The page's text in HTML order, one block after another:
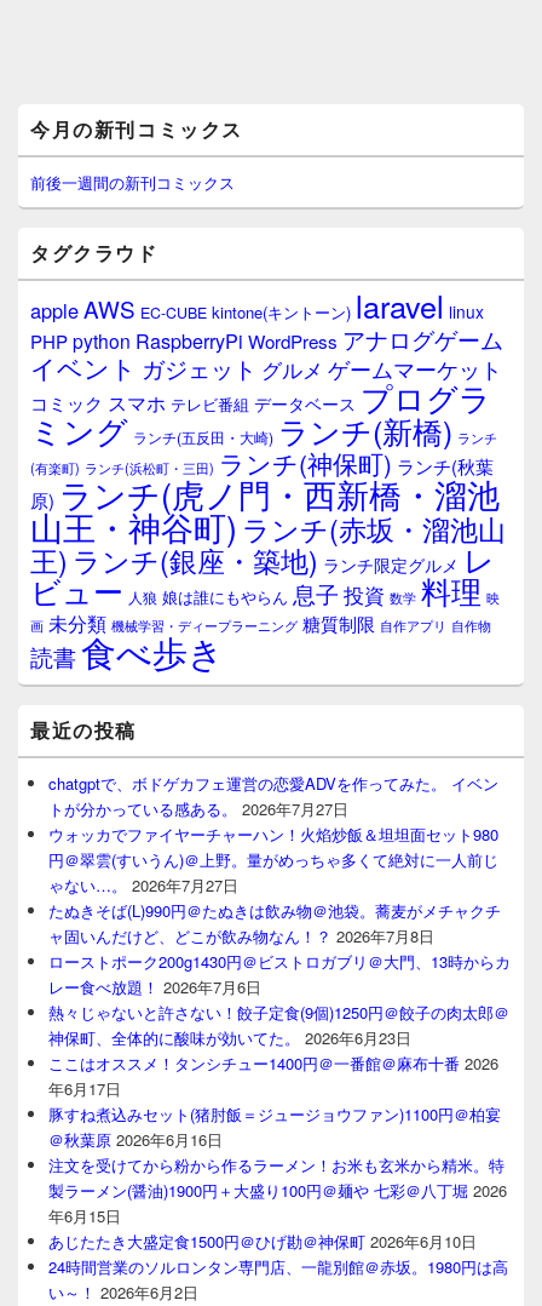
イ
ン
サ
イ
ウ
ィ
ジ
ェ
ア
今月の新刊コミックス
前後一週間の新刊コミックス
タグクラウド
appleAWS EC-CUBE kintone(キントーン) laravel linux
PHPpython RaspberryPi WordPress アナログゲーム
イベント ガジェット グルメ ゲームマーケット
コミック スマホ テレビ番組 データベース プログラ
ミング ランチ(五反田・大崎) ランチ(新橋) ランチ
(有楽町) ランチ(浜松町・三田) ランチ(神保町) ランチ(秋葉
原) ランチ(虎ノ門・西新橋・溜池
山王・神谷町) ランチ(赤坂・溜池山
王) ランチ(銀座・築地) ランチ限定グルメ レ
ビュー 人狼 娘は誰にもやらん 息子 投資 数学 料理 映
画 未分類 機械学習・ディープラーニング 糖質制限 自作アプリ 自作物
読書食べ歩き
最近の投稿
chatgptで、ボドゲカフェ運営の恋愛ADVを作ってみた。 イベン
トが分かっている感ある。
2026年7月27日
ウォッカでファイヤーチャーハン！火焰炒飯＆坦坦面セット980
円＠翠雲(すいうん)＠上野。量がめっちゃ多くて絶対に一人前じ
ゃない…。
2026年7月27日
たぬきそば(L)990円＠たぬきは飲み物＠池袋。蕎麦がメチャクチ
ャ固いんだけど、どこが飲み物なん！？ 2026年7月8日
ローストポーク200g1430円＠ビストロガブリ＠大門、13時からカ
レー食べ放題！ 2026年7月6日
熱々じゃないと許さない！餃子定食(9個)1250円＠餃子の肉太郎＠
神保町、全体的に酸味が効いてた。
2026年6月23日
ここはオススメ！タンシチュー1400円＠一番館＠麻布十番 2026
年6月17日
豚すね煮込みセット(猪肘飯＝ジュージョウファン)1100円＠柏宴
＠秋葉原 2026年6月16日
注文を受けてから粉から作るラーメン！お米も玄米から精米。特
製ラーメン(醤油)1900円＋大盛り100円＠麺や 七彩＠八丁堀 2026
年6月15日
あじたたき大盛定食1500円＠ひげ勘＠神保町 2026年6月10日
24時間営業のソルロンタン専門店、一龍別館＠赤坂。1980円は高
い～！ 2026年6月2日